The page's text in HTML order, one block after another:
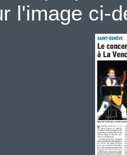
l'image ci-